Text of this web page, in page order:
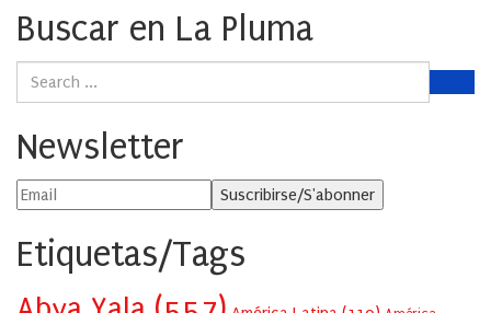
Buscar en La Pluma
Newsletter
Etiquetas/Tags